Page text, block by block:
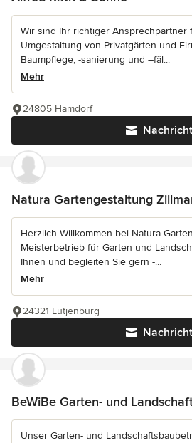
Wir sind Ihr richtiger Ansprechpartner
Umgestaltung von Privatgärten und
Baumpflege, -sanierung und –fäl...
Mehr
Nachricht
24805 Hamdorf
Natura Gartengestaltung
Herzlich Willkommen bei Natura
Meisterbetrieb für Garten und
Ihnen und begleiten Sie gern -...
Mehr
Nachricht
24321 Lütjenburg
BeWiBe Garten- und
Unser Garten- und